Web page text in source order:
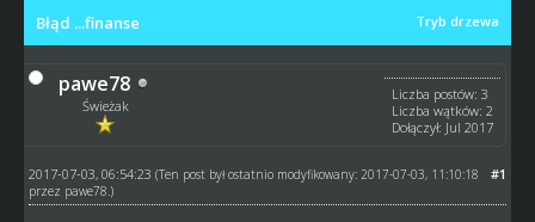
Tryb drzewa
Błąd ...finanse
pawe78
Świeżak
Liczba postów: 3
Liczba wątków: 2
Dołączył: Jul 2017
#1
2017-07-03, 06:54:23 (Ten post był ostatnio modyfikowany: 2017-07-03, 11:10:18
przez pawe78 .)